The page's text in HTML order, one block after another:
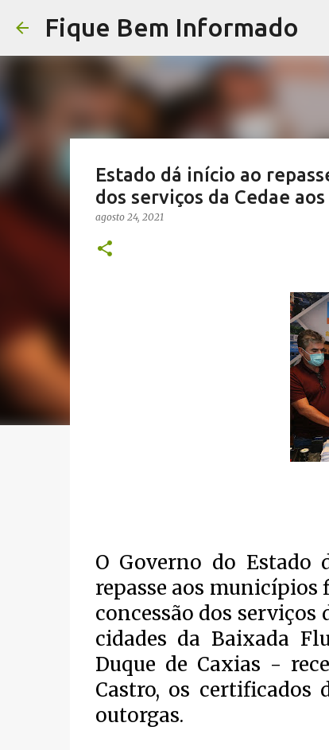
Fique Bem Informado
Estado dá início ao
dos serviços da Cedae
agosto 24, 2021
O Governo do Estado
repasse aos municípios
concessão dos
cidades da Baixada
Duque de Caxias -
Castro, os certificados
outorgas.